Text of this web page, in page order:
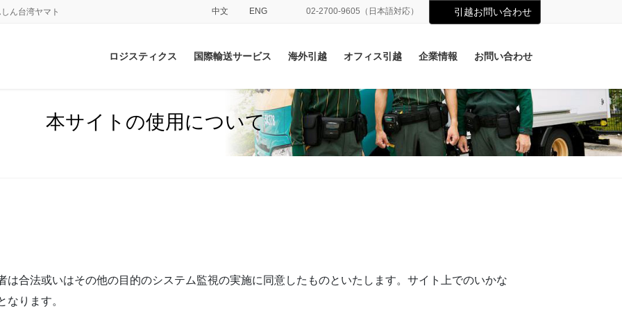
ん台湾ヤマト 中文 ENG 02-2700-9605（日本語対応） 引越お問い合わせ
ロジスティクス 国際輸送サービス 海外引越 オフィス引越 企業情報 お問い合わせ
本サイトの使用について
は合法或いはその他の目的のシステム監視の実施に同意したものといたします。サイト上でのいかな
なります。